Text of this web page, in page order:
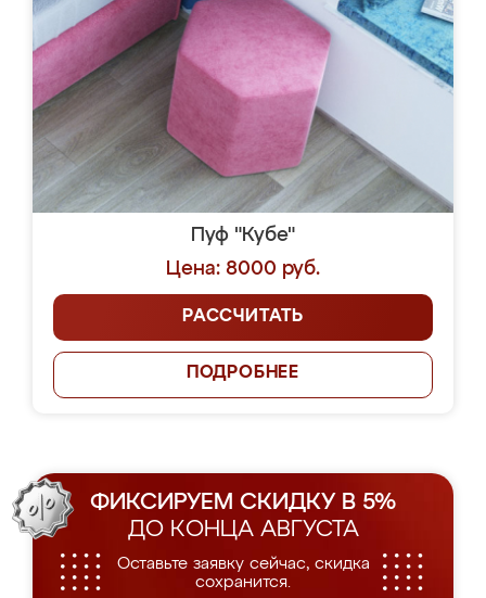
Пуф "Кубе"
Цена: 8000 руб.
РАССЧИТАТЬ
ПОДРОБНЕЕ
ФИКСИРУЕМ СКИДКУ В 5%
ДО КОНЦА АВГУСТА
Оставьте заявку сейчас, скидка
сохранится.